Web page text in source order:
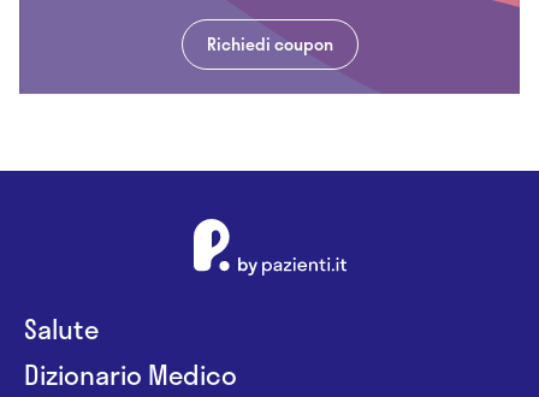
Richiedi coupon
Salute
Dizionario Medico